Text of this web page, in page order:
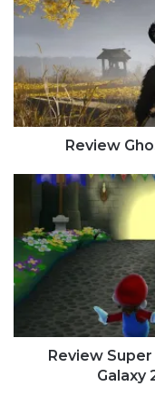
of
PlayStation
5
Review
Review
Galaxy
+
Super
Mario
2 -
NintendoReview
Galaxy